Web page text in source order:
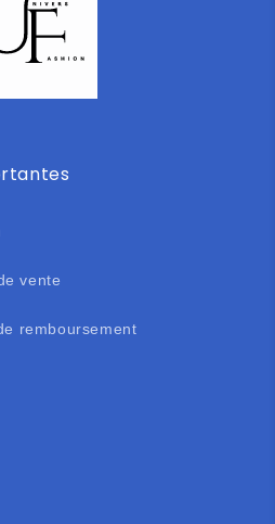
vente
remboursement